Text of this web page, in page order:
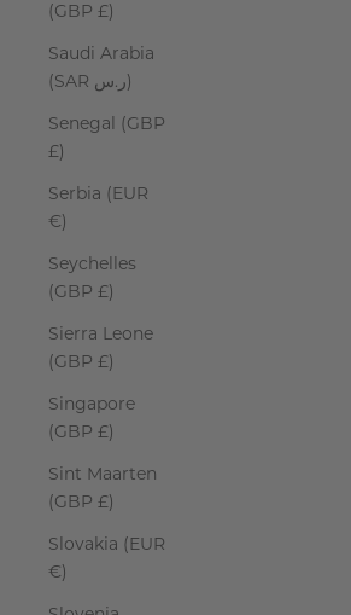
(GBP £)
Saudi Arabia
(SAR ر.س)
Senegal (GBP
£)
Serbia (EUR
€)
Seychelles
(GBP £)
Sierra Leone
(GBP £)
Singapore
(GBP £)
Sint Maarten
(GBP £)
Slovakia (EUR
€)